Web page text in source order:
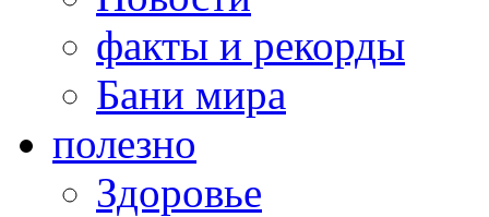
факты и рекорды
Бани мира
полезно
Здоровье